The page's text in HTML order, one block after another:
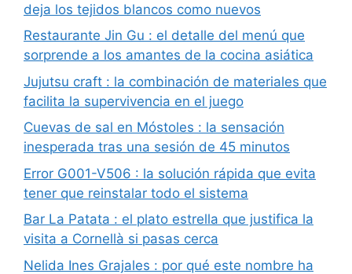
deja los tejidos blancos como nuevos
Restaurante Jin Gu : el detalle del menú que
sorprende a los amantes de la cocina asiática
Jujutsu craft : la combinación de materiales que
facilita la supervivencia en el juego
Cuevas de sal en Móstoles : la sensación
inesperada tras una sesión de 45 minutos
Error G001-V506 : la solución rápida que evita
tener que reinstalar todo el sistema
Bar La Patata : el plato estrella que justifica la
visita a Cornellà si pasas cerca
Nelida Ines Grajales : por qué este nombre ha